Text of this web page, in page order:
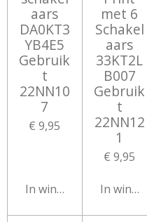
aars
DA0KT3
YB4E5
Gebruik
t
22NN10
7
€ 9,95
In winkelwagen
met 6
Schakel
aars
33KT2L
B007
Gebruik
t
22NN12
1
€ 9,95
In